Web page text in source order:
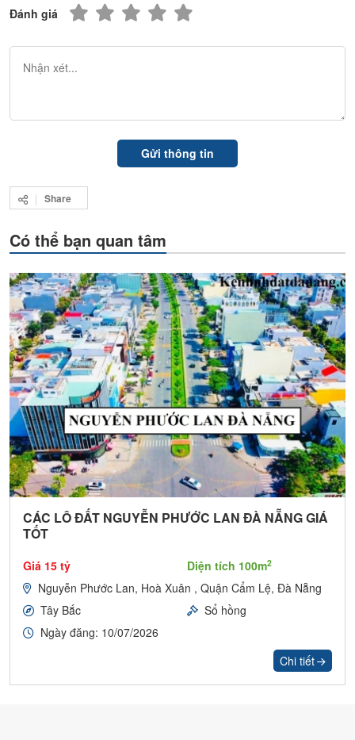
Đánh giá
Share
Có thể bạn quan tâm
CÁC LÔ ĐẤT NGUYỄN PHƯỚC LAN ĐÀ NẴNG GIÁ
TỐT
Giá 15 tỷ Diện tích 100m2
Nguyễn Phước Lan, Hoà Xuân , Quận Cẩm Lệ, Đà Nẵng
Tây Bắc
Sổ hồng
Ngày đăng: 10/07/2026
Chi tiết